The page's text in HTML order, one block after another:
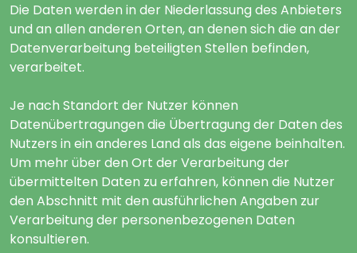
Die Daten werden in der Niederlassung des Anbieters
und an allen anderen Orten, an denen sich die an der
Datenverarbeitung beteiligten Stellen befinden,
verarbeitet.
Je nach Standort der Nutzer können
Datenübertragungen die Übertragung der Daten des
Nutzers in ein anderes Land als das eigene beinhalten.
Um mehr über den Ort der Verarbeitung der
übermittelten Daten zu erfahren, können die Nutzer
den Abschnitt mit den ausführlichen Angaben zur
Verarbeitung der personenbezogenen Daten
konsultieren.